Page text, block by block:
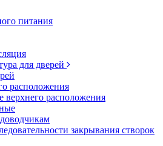
питания
для дверей
расположения
верхнего расположения
закрывания створок